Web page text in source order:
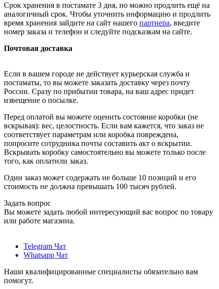
Срок хранения в постамате 3 дня, но можно продлить ещё на
аналогичный срок. Чтобы уточнить информацию и продлить
время хранения зайдите на сайт нашего партнера, введите
номер заказа и телефон и следуйте подсказкам на сайте.
Почтовая доставка
Если в вашем городе не действует курьерская служба и
постаматы, то вы можете заказать доставку через почту
России. Сразу по прибытии товара, на ваш адрес придет
извещение о посылке.
Перед оплатой вы можете оценить состояние коробки (не
вскрывая): вес, целостность. Если вам кажется, что заказ не
соответствует параметрам или коробка повреждена,
попросите сотрудника почты составить акт о вскрытии.
Вскрывать коробку самостоятельно вы можете только после
того, как оплатили заказ.
Один заказ может содержать не больше 10 позиций и его
стоимость не должна превышать 100 тысяч рублей.
Задать вопрос
Вы можете задать любой интересующий вас вопрос по товару
или работе магазина.
Telegram Чат
Whatsapp Чат
Наши квалифицированные специалисты обязательно вам
помогут.